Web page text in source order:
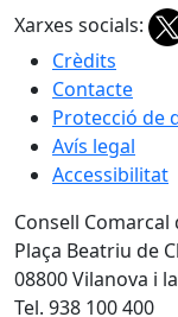
Xarxes socials:
Crèdits
Contacte
Protecció de
Avís legal
Accessibilitat
Consell
Plaça Beatriu de
08800 Vilanova i
Tel. 938 100 400